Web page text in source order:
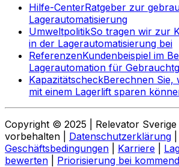
Hilfe-CenterRatgeber zur
Lagerautomatisierung
UmweltpolitikSo tragen wir zur
in der Lagerautomatisierung bei
ReferenzenKundenbeispiel im
Lagerautomation für
KapazitätscheckBerechnen Sie,
mit einem Lagerlift sparen
Copyright © 2025 | Relevator
vorbehalten | Datenschutzerklärung
Geschäftsbedingungen
Karriere
bewerten
Priorisierung bei